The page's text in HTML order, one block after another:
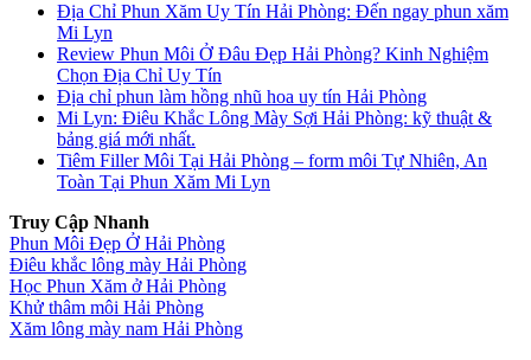
Địa Chỉ Phun Xăm Uy Tín Hải Phòng: Đến ngay phun xăm
Mi Lyn
Review Phun Môi Ở Đâu Đẹp Hải Phòng? Kinh Nghiệm
Chọn Địa Chỉ Uy Tín
Địa chỉ phun làm hồng nhũ hoa uy tín Hải Phòng
Mi Lyn: Điêu Khắc Lông Mày Sợi Hải Phòng: kỹ thuật &
bảng giá mới nhất.
Tiêm Filler Môi Tại Hải Phòng – form môi Tự Nhiên, An
Toàn Tại Phun Xăm Mi Lyn
Truy Cập Nhanh
Phun Môi Đẹp Ở Hải Phòng
Điêu khắc lông mày Hải Phòng
Học Phun Xăm ở Hải Phòng
Khử thâm môi Hải Phòng
Xăm lông mày nam Hải Phòng